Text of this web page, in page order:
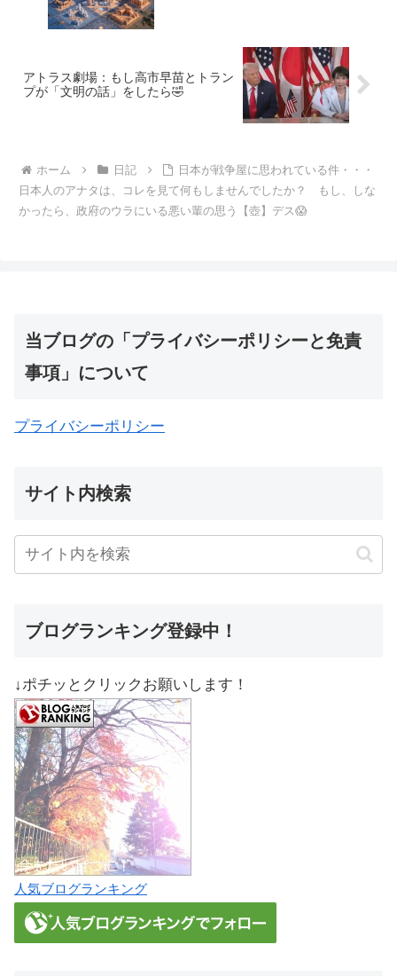
アトラス劇場：もし高市早苗とトラン
プが「文明の話」をしたら🤣
ホーム 日記
日本が戦争屋に思われている件・・・
日本人のアナタは、コレを見て何もしませんでしたか？ もし、しな
かったら、政府のウラにいる悪い輩の思う【壺】デス😱
当ブログの「プライバシーポリシーと免責
事項」について
プライバシーポリシー
サイト内検索
ブログランキング登録中！
↓ポチッとクリックお願いします！
人気ブログランキング